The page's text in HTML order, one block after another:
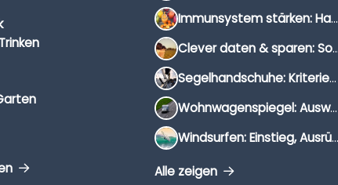
Immunsystem stärken: Hausmittel, Vitamine & Wissenswertes
Clever daten & sparen: So findest du die besten Deals für Dates und Unternehmungen
Segelhandschuhe: Kriterien, Materialien & Tipps
Wohnwagenspiegel: Auswahl, Preise & Montage
Windsurfen: Einstieg, Ausrüstung & Tipps
Alle zeigen